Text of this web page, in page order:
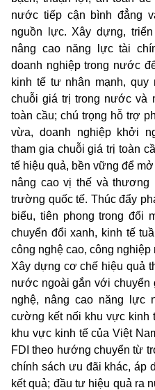
nước tiếp cận bình đẳng
nguồn lực. Xây dựng,
nâng cao năng lực tài
doanh nghiệp trong nước
kinh tế tư nhân mạnh,
chuỗi giá trị trong nước và
toàn cầu; chú trọng hỗ trợ
vừa, doanh nghiệp khởi
tham gia chuỗi giá trị toàn
tế hiệu quả, bền vững để
nâng cao vị thế và thương
trường quốc tế. Thúc đẩy
biểu, tiên phong trong đổi
chuyển đổi xanh, kinh tế
công nghệ cao, công nghiệp
Xây dựng cơ chế hiệu quả
nước ngoài gắn với chuyển
nghệ, nâng cao năng lực
cường kết nối khu vực kinh
khu vực kinh tế của Việt
FDI theo hướng chuyển từ
chính sách ưu đãi khác, áp
kết quả; đầu tư hiệu quả ra